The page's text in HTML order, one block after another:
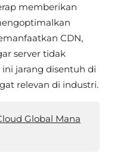
memberikan
CDN,
server tidak
jarang disentuh di
relevan di industri.
Global Mana